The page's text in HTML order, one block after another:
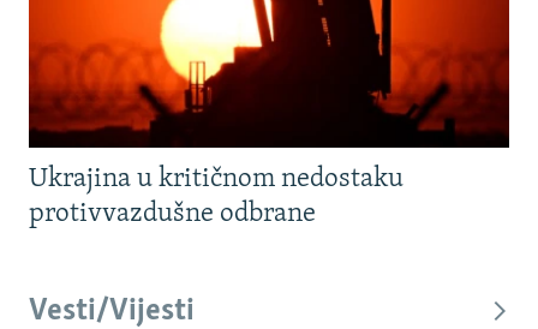
Ukrajina u kritičnom nedostaku
protivvazdušne odbrane
Vesti/Vijesti